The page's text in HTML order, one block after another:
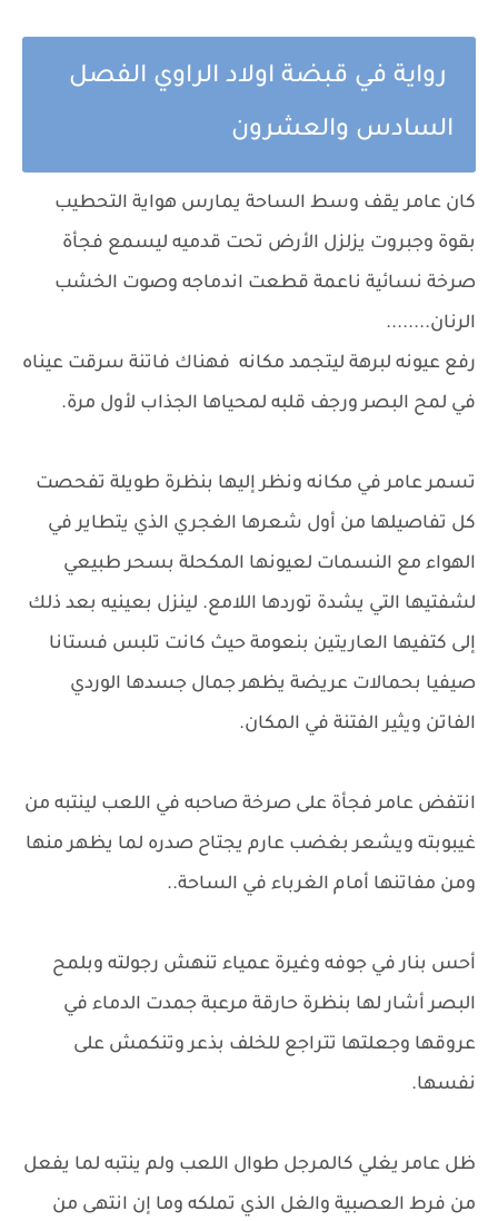
رواية في قبضة اولاد الراوي الفصل
السادس والعشرون
كان عامر يقف وسط الساحة يمارس هواية التحطيب
بقوة وجبروت يزلزل الأرض تحت قدميه ليسمع فجأة
صرخة نسائية ناعمة قطعت اندماجه وصوت الخشب
الرنان........
رفع عيونه لبرهة ليتجمد مكانه فهناك فاتنة سرقت عيناه
في لمح البصر ورجف قلبه لمحياها الجذاب لأول مرة.
تسمر عامر في مكانه ونظر إليها بنظرة طويلة تفحصت
كل تفاصيلها من أول شعرها الغجري الذي يتطاير في
الهواء مع النسمات لعيونها المكحلة بسحر طبيعي
لشفتيها التي يشدة توردها اللامع. لينزل بعينيه بعد ذلك
إلى كتفيها العاريتين بنعومة حيث كانت تلبس فستانا
صيفيا بحمالات عريضة يظهر جمال جسدها الوردي
الفاتن ويثير الفتنة في المكان.
انتفض عامر فجأة على صرخة صاحبه في اللعب لينتبه من
غيبوبته ويشعر بغضب عارم يجتاح صدره لما يظهر منها
ومن مفاتنها أمام الغرباء في الساحة..
أحس بنار في جوفه وغيرة عمياء تنهش رجولته وبلمح
البصر أشار لها بنظرة حارقة مرعبة جمدت الدماء في
عروقها وجعلتها تتراجع للخلف بذعر وتنكمش على
نفسها.
ظل عامر يغلي كالمرجل طوال اللعب ولم ينتبه لما يفعل
من فرط العصبية والغل الذي تملكه وما إن انتهى من